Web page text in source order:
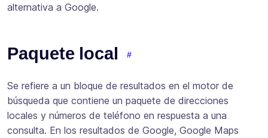
alternativa a Google.
Paquete local
Se refiere a un bloque de resultados en el motor de
búsqueda que contiene un paquete de direcciones
locales y números de teléfono en respuesta a una
consulta. En los resultados de Google, Google Maps